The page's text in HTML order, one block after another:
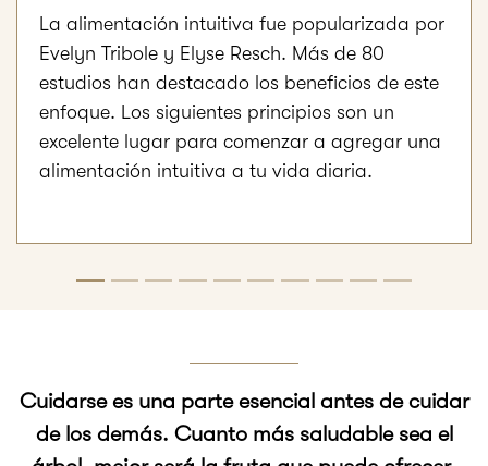
La alimentación intuitiva fue popularizada por
Evelyn Tribole y Elyse Resch. Más de 80
estudios han destacado los beneficios de este
enfoque. Los siguientes principios son un
excelente lugar para comenzar a agregar una
alimentación intuitiva a tu vida diaria.
Cuidarse es una parte esencial antes de cuidar
de los demás. Cuanto más saludable sea el